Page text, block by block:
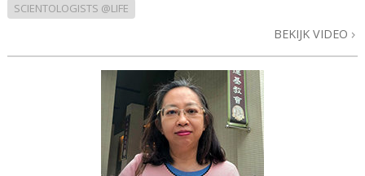
SCIENTOLOGISTS @LIFE
BEKIJK VIDEO